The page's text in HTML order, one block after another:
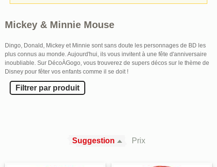
Mickey & Minnie Mouse
Dingo, Donald, Mickey et Minnie sont sans doute les personnages de BD les
plus connus au monde. Aujourd'hui, ils vous invitent à une fête d'anniversaire
inoubliable. Sur DécoÀGogo, vous trouverez de supers décos sur le thème de
Disney pour fêter vos enfants comme il se doit !
Filtrer par produit
Suggestion Prix